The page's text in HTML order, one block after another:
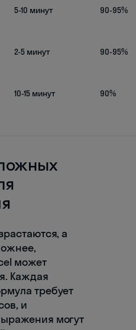
5-10 минут 90-95%
2-5 минут 90-95%
10-15 минут 90%
а
может
Каждая
требует
и
могут